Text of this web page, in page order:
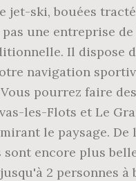
jet-ski, bouées
pas une entreprise
Il dispose
navigation
pourrez faire
les-Flots et Le
le paysage. De
sont encore plus
2 personnes à